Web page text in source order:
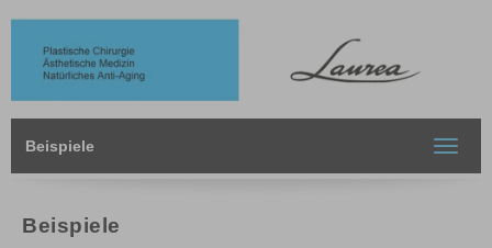
Beispiele
Toggle
Beispiele